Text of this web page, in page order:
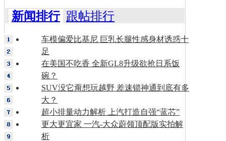
新闻排行 跟帖排行
车模偏爱比基尼 巨乳长腿性感身材诱惑十
足
在美国不吃香 全新GL8升级欲抢日系饭
碗？
SUV没它甭想玩越野 差速锁神通到底有多
大？
超小排量动力解析 上汽打造自强“蓝芯”
更大更宜家 一汽-大众蔚领顶配版实拍解
析